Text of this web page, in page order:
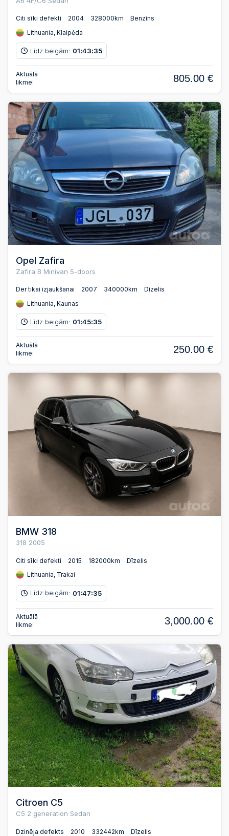
Citi sīki defekti 2004 328000km
Benzīns
Lithuania, Klaipėda
Līdz beigām: 01:43:34
Aktuālā
likme:
805.00 €
Opel Zafira
Zafira B Minivan 5-doors
Der tikai izjaukšanai 2007 340000km
Dīzelis
Lithuania, Kaunas
Līdz beigām: 01:45:34
Aktuālā
likme:
250.00 €
BMW 318
318 2005
Citi sīki defekti 2015 182000km
Dīzelis
Lithuania, Trakai
Līdz beigām: 01:47:34
Aktuālā
likme:
3,000.00 €
Citroen C5
C5 2 generation Sedan
Dzinēja defekts 2010 332442km
Dīzelis